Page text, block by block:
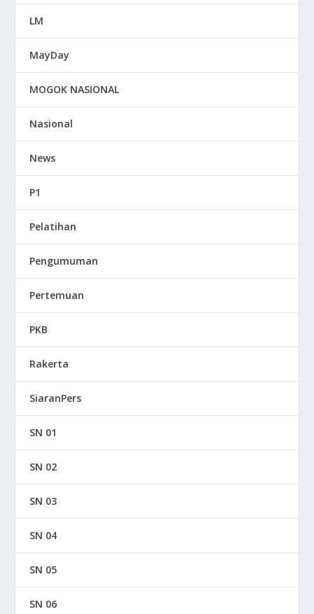
LM
MayDay
MOGOK NASIONAL
Nasional
News
P1
Pelatihan
Pengumuman
Pertemuan
PKB
Rakerta
SiaranPers
SN 01
SN 02
SN 03
SN 04
SN 05
SN 06